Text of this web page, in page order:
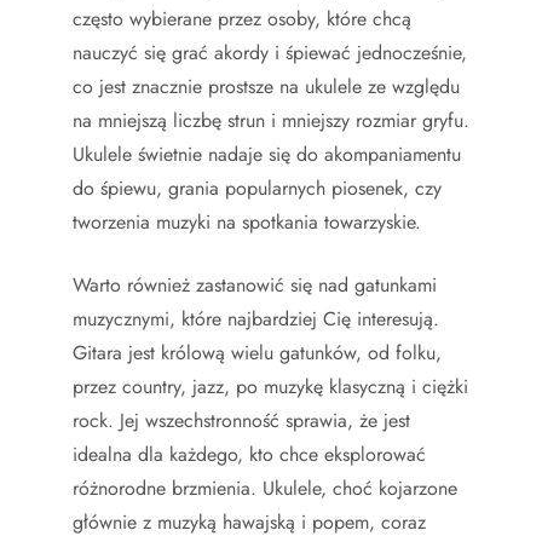
często wybierane przez osoby, które chcą
nauczyć się grać akordy i śpiewać jednocześnie,
co jest znacznie prostsze na ukulele ze względu
na mniejszą liczbę strun i mniejszy rozmiar gryfu.
Ukulele świetnie nadaje się do akompaniamentu
do śpiewu, grania popularnych piosenek, czy
tworzenia muzyki na spotkania towarzyskie.
Warto również zastanowić się nad gatunkami
muzycznymi, które najbardziej Cię interesują.
Gitara jest królową wielu gatunków, od folku,
przez country, jazz, po muzykę klasyczną i ciężki
rock. Jej wszechstronność sprawia, że jest
idealna dla każdego, kto chce eksplorować
różnorodne brzmienia. Ukulele, choć kojarzone
głównie z muzyką hawajską i popem, coraz